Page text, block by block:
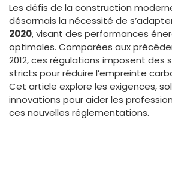
Les défis de la construction
désormais la nécessité de
2020, visant des performances
optimales. Comparées aux
2012, ces régulations imposent des
stricts pour réduire l’empreinte
Cet article explore les exigences,
innovations pour aider les
ces nouvelles réglementations.